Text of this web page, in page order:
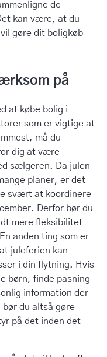
de
kan være, at du
gøre dit boligkøb
på
at købe bolig i
som er vigtige at
må du
dig at være
sælgeren. Da julen
planer, er det
svært at koordinere
Derfor bør du
mere fleksibilitet
anden ting som er
juleferien kan
i din flytning. Hvis
børn, finde pasning
information der
du altså gøre
på det inden det